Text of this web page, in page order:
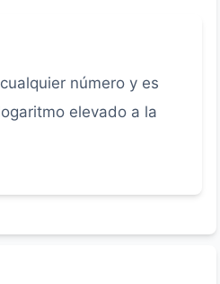
número y es
elevado a la